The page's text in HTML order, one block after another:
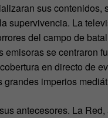
sus contenidos,
supervivencia. La
del campo de
se centraron
en directo de
imperios
antecesores. La